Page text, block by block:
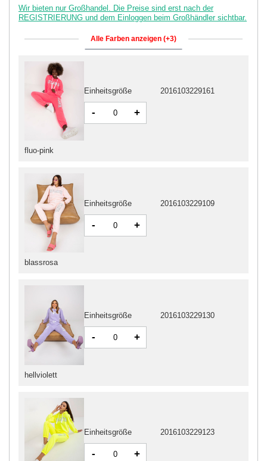
Wir bieten nur Großhandel. Die Preise sind erst nach der
REGISTRIERUNG und dem Einloggen beim Großhändler sichtbar.
Alle Farben anzeigen (+3)
blassrosa
Einheitsgröße 2016103229109
- +
hellviolett
Einheitsgröße 2016103229130
- +
Einheitsgröße 2016103229123
- +
fluo-pink
Einheitsgröße 2016103229161
- +